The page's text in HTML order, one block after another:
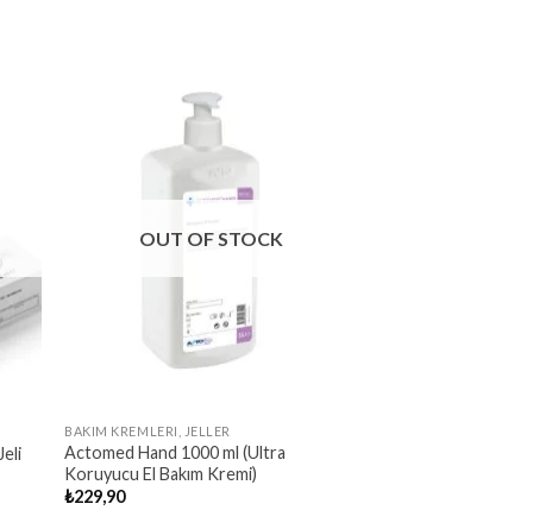
OUT OF STOCK
BAKIM KREMLERI, JELLER
Actomed Hand 1000 ml (Ultra
Koruyucu El Bakım Kremi)
₺229,90